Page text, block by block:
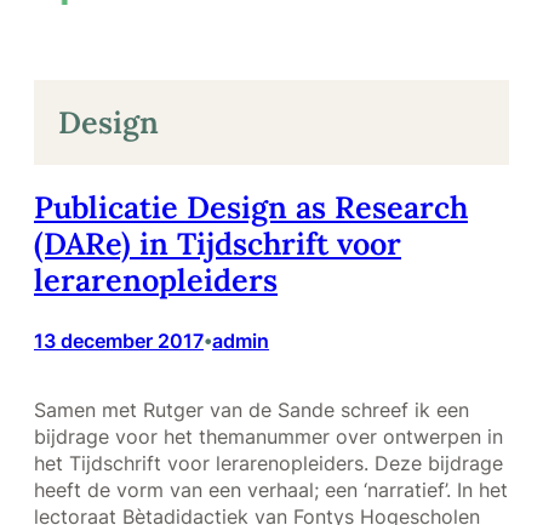
Design
Publicatie Design as Research
(DARe) in Tijdschrift voor
lerarenopleiders
13 december 2017•admin
Samen met Rutger van de Sande schreef ik een
bijdrage voor het themanummer over ontwerpen in
het Tijdschrift voor lerarenopleiders. Deze bijdrage
heeft de vorm van een verhaal; een ‘narratief’. In het
lectoraat Bètadidactiek van Fontys Hogescholen